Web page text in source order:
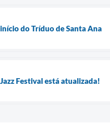
do Tríduo de Santa Ana
Festival está atualizada!